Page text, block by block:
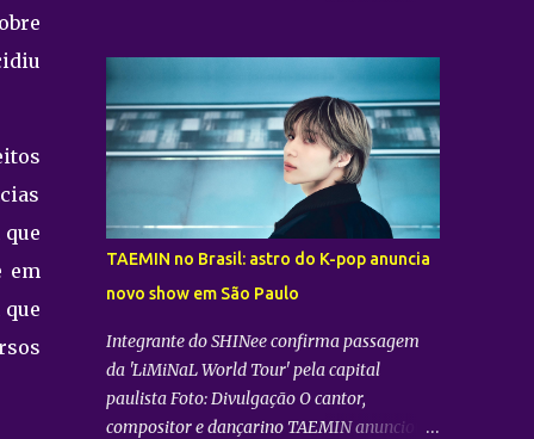
em
"2026 CORTIS TOUR IN LA: LIVE VIEWING"
nas telonas do Brasil. A exibição trará a
transmissão ao vivo do show do grupo sul-
coreano CORTIS , realizado diretamente do
YouTube Theater , na cidade de Los Angeles
(EUA). O objetivo da ação é proporcionar ao
público uma vivência cinematográfica com
som e imagem de alta qualidade,
conectando os fãs de todo o mundo à
energia da primeira turnê mundial do
quinteto. Produzido pela gigante do
entretenimento asiático HYBE e distribuído
TAEMIN no Brasil: astro do K-pop anuncia
novo show em São Paulo
Integrante do SHINee confirma passagem
da 'LiMiNaL World Tour' pela capital
paulista Foto: Divulgação O cantor,
compositor e dançarino TAEMIN anunciou